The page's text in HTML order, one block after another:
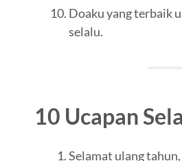
Doaku yang terbaik
selalu.
10 Ucapan
Selamat ulang